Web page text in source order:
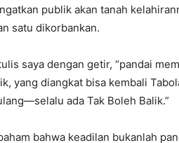
publik akan tanah
satu dikorbankan.
saya dengan getir, “pandai
yang diangkat bisa kembali
ada Tak Boleh Balik.”
bahwa keadilan bukanlah